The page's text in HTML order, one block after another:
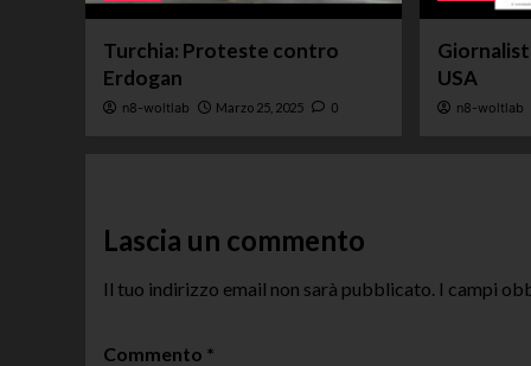
Turchia: Proteste contro
Erdogan
n8-woltlab Marzo 25, 2025 0
USA
n8-woltlab
Lascia un commento
Il tuo indirizzo email non sarà pubblicato. I campi
Commento *